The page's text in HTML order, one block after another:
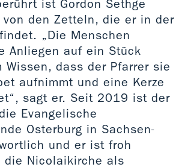
ist Gordon Sethge
von den Zetteln, die er in der
„Die Menschen
Anliegen auf ein Stück
Wissen, dass der Pfarrer sie
aufnimmt und eine Kerze
sagt er. Seit 2019 ist der
Evangelische
Osterburg in Sachsen-
und er ist froh
die Nicolaikirche als